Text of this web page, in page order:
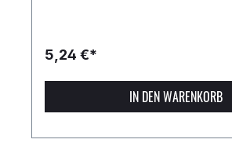
5,24 €*
IN DEN WARENKORB